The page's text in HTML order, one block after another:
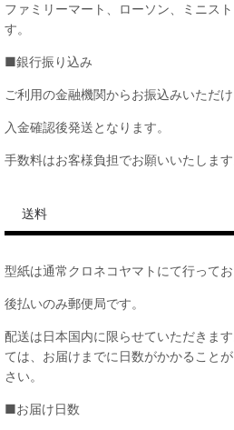
ファミリーマート、ローソン、ミニス
す。
■銀行振り込み
ご利用の金融機関からお振込みいただけ
入金確認後発送となります。
手数料はお客様負担でお願いいたします
送料
型紙は通常クロネコヤマトにて行ってお
後払いのみ郵便局です。
配送は日本国内に限らせていただきま
ては、お届けまでに日数がかかること
さい。
■お届け日数